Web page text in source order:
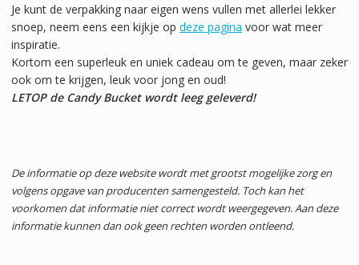
Je kunt de verpakking naar eigen wens vullen met allerlei lekker
snoep, neem eens een kijkje op deze pagina voor wat meer
inspiratie.
Kortom een superleuk en uniek cadeau om te geven, maar zeker
ook om te krijgen, leuk voor jong en oud!
LETOP de Candy Bucket wordt leeg geleverd!
De informatie op deze website wordt met grootst mogelijke zorg en
volgens opgave van producenten samengesteld. Toch kan het
voorkomen dat informatie niet correct wordt weergegeven. Aan deze
informatie kunnen dan ook geen rechten worden ontleend.